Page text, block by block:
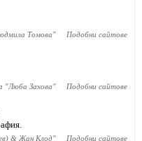
Томова" Подобни сайтове
"Люба Захова" Подобни сайтове
& Жан Клод" Подобни сайтове